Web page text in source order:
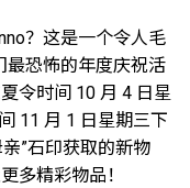
？这是一个令人毛
恐怖的年度庆祝活
令时间 10 月 4 日星
11 月 1 日星期三下
”石印获取的新物
多精彩物品！